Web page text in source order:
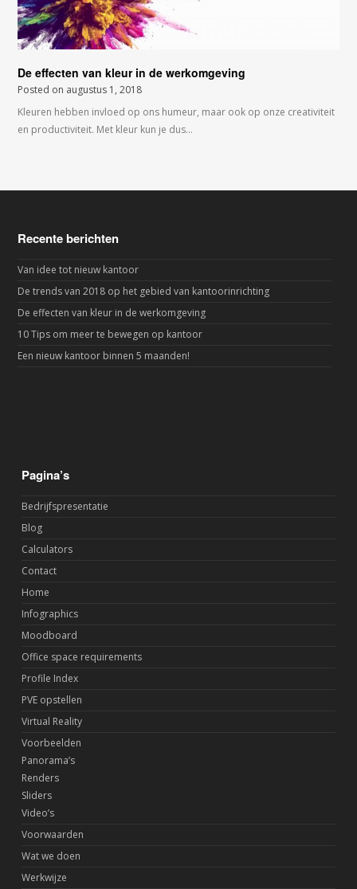
De effecten van kleur in de werkomgeving
Posted on augustus 1, 2018
Kleuren hebben invloed op ons humeur, maar ook op onze creativiteit
en productiviteit. Met kleur kun je dus…
Recente berichten
Van idee tot nieuw kantoor
De trends van 2018 op het gebied van kantoorinrichting
De effecten van kleur in de werkomgeving
10 Tips om meer te bewegen op kantoor
Een nieuw kantoor binnen 5 maanden!
Pagina’s
Bedrijfspresentatie
Blog
Calculators
Contact
Home
Infographics
Moodboard
Office space requirements
Profile Index
PVE opstellen
Virtual Reality
Voorbeelden
Panorama’s
Renders
Sliders
Video’s
Voorwaarden
Wat we doen
Werkwijze